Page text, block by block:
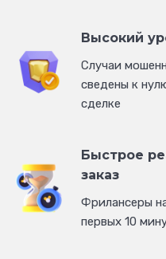
Высокий
Cлучаи
сведены к
сделке
Быстрое
заказ
Фрилансеры
первых 10